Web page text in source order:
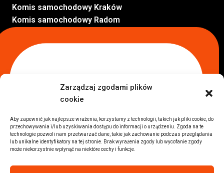
Zarządzaj zgodami plików
cookie
Aby zapewnić jak najlepsze wrażenia, korzystamy z technologii, takich jak pliki cookie, do
przechowywania i/lub uzyskiwania dostępu do informacji o urządzeniu. Zgoda na te
technologie pozwoli nam przetwarzać dane, takie jak zachowanie podczas przeglądania
lub unikalne identyfikatory na tej stronie. Brak wyrażenia zgody lub wycofanie zgody
może niekorzystnie wpłynąć na niektóre cechy i funkcje.
Komis samochodowy Kraków
Komis samochodowy Radom
Komis samochodowy Opole
Komis samochodowy Lublin
Inne Lokalizacje
Auta z USA Rzeszów
Auta z USA Białystok
Auta z USA Kraków
Marki samochodów
Sprzedam BMW